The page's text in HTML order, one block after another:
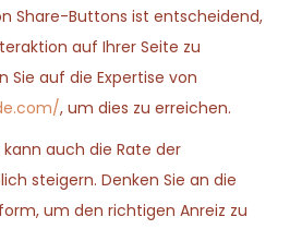
Share-Buttons ist entscheidend,
auf Ihrer Seite zu
Sie auf die Expertise von
, um dies zu erreichen.
auch die Rate der
steigern. Denken Sie an die
um den richtigen Anreiz zu